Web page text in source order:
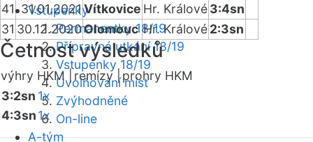
Vstupenky
Permanentky 18/19
Přípravná utkání 18/19
Vstupenky 18/19
Uvolňování míst
Zvýhodněné
On-line
A-tým
41 31.01.2021Vítkovice Hr. Králové3:4sn
31 30.12.2020Olomouc Hr. Králové2:3sn
Četnost výsledků
výhry HKM | remízy |prohry HKM
3:2sn 1x
4:3sn1x